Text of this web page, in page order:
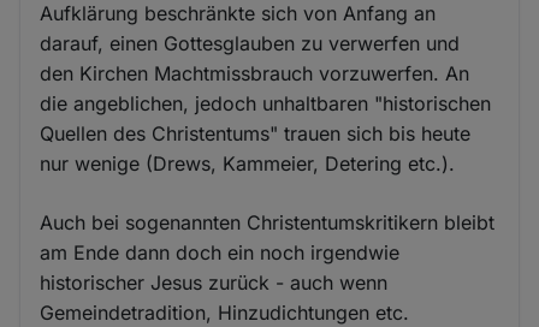
Aufklärung beschränkte sich von Anfang an
darauf, einen Gottesglauben zu verwerfen und
den Kirchen Machtmissbrauch vorzuwerfen. An
die angeblichen, jedoch unhaltbaren "historischen
Quellen des Christentums" trauen sich bis heute
nur wenige (Drews, Kammeier, Detering etc.).
Auch bei sogenannten Christentumskritikern bleibt
am Ende dann doch ein noch irgendwie
historischer Jesus zurück - auch wenn
Gemeindetradition, Hinzudichtungen etc.